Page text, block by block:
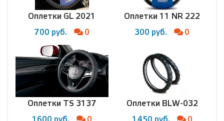
Оплетки GL 2021
700 руб. 0
Оплетки 11 NR 222
300 руб. 0
Оплетки TS 3137 Оплетки BLW-032